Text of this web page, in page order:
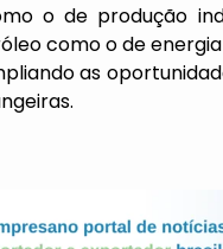
o de produção
como o de
as